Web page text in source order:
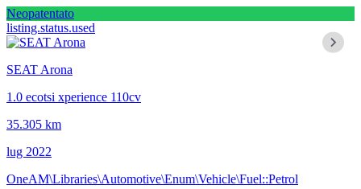
Neopatentato
listing.status.used
SEAT Arona
1.0 ecotsi xperience 110cv
35.305 km
lug 2022
OneAM\Libraries\Automotive\Enum\Vehicle\Fuel::Petrol